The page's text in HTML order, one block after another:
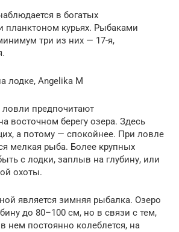
в богатых
планктоном курьях. Рыбаками
три из них — 17-я,
лодке, Angelika M
предпочитают
восточном берегу озера. Здесь
а потому — спокойнее. При ловле
мелкая рыба. Более крупных
с лодки, заплыв на глубину, или
охоты.
является зимняя рыбалка. Озеро
до 80–100 см, но в связи с тем,
нем постоянно колеблется, на